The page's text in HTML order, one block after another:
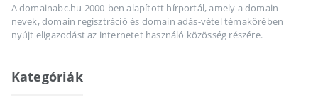
A domainabc.hu 2000-ben alapított hírportál, amely a domain
nevek, domain regisztráció és domain adás-vétel témakörében
nyújt eligazodást az internetet használó közösség részére.
Kategóriák